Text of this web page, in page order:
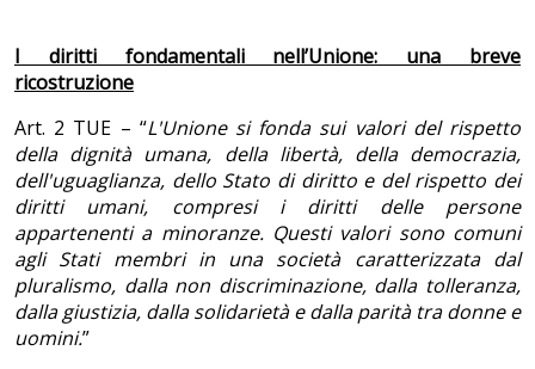
I diritti fondamentali nell’Unione: una breve
ricostruzione
Art. 2 TUE – “L'Unione si fonda sui valori del rispetto
della dignità umana, della libertà, della democrazia,
dell'uguaglianza, dello Stato di diritto e del rispetto dei
diritti umani, compresi i diritti delle persone
appartenenti a minoranze. Questi valori sono comuni
agli Stati membri in una società caratterizzata dal
pluralismo, dalla non discriminazione, dalla tolleranza,
dalla giustizia, dalla solidarietà e dalla parità tra donne e
uomini.”